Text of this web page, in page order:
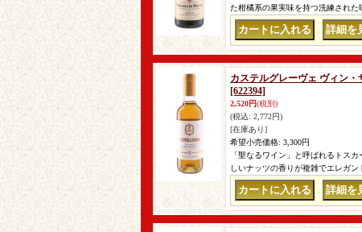
た柑橘系の果実味を持つ洗練され
カステルグレーヴェ ヴィン・
[622394]
2,520円(税別)
(税込: 2,772円)
[在庫あり]
希望小売価格: 3,300円
「聖なるワイン」と呼ばれるトス
しいナッツの香りが複雑でエレガ